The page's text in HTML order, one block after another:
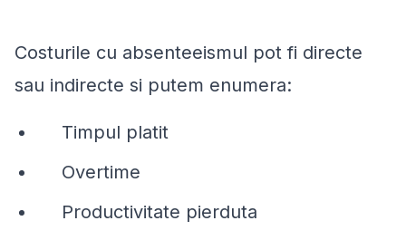
Costurile cu absenteeismul pot fi directe
sau indirecte si putem enumera:
Timpul platit
Overtime
Productivitate pierduta